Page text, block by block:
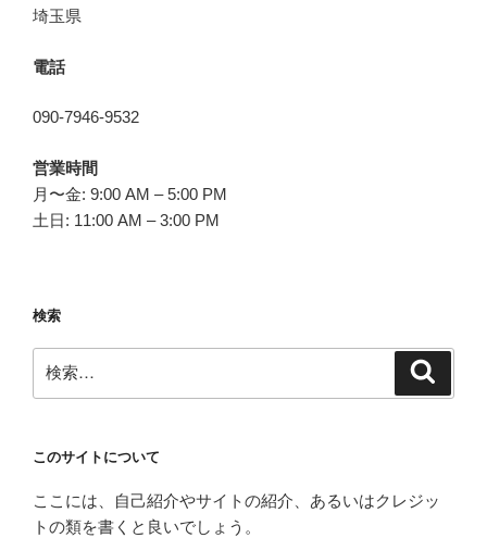
埼玉県
電話
090-7946-9532
営業時間
月〜金: 9:00 AM – 5:00 PM
土日: 11:00 AM – 3:00 PM
検索
索:
このサイトについて
ここには、自己紹介やサイトの紹介、あるいはクレジッ
トの類を書くと良いでしょう。